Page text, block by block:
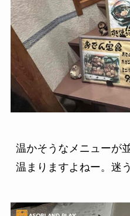
温かそうなメニューが
温まりますよねー。迷